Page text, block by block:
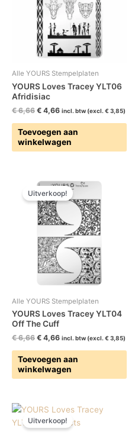
Alle YOURS Stempelplaten
YOURS Loves Tracey YLT06
Afridisiac
€6,66 € 4,66 incl. btw (excl. € 3,85)
Toevoegen aan
winkelwagen
Uitverkoop!
Alle YOURS Stempelplaten
YOURS Loves Tracey YLT04
Off The Cuff
€6,66
Oorspronkelijke
prijs
was:
€ 6,66.
€ 4,66
Huidige
prijs
is:
€ 4,66.
incl. btw (excl. € 3,85)
Toevoegen aan
winkelwagen
Uitverkoop!
Oorspronkelijke
prijs
was:
Huidige
prijs
is: